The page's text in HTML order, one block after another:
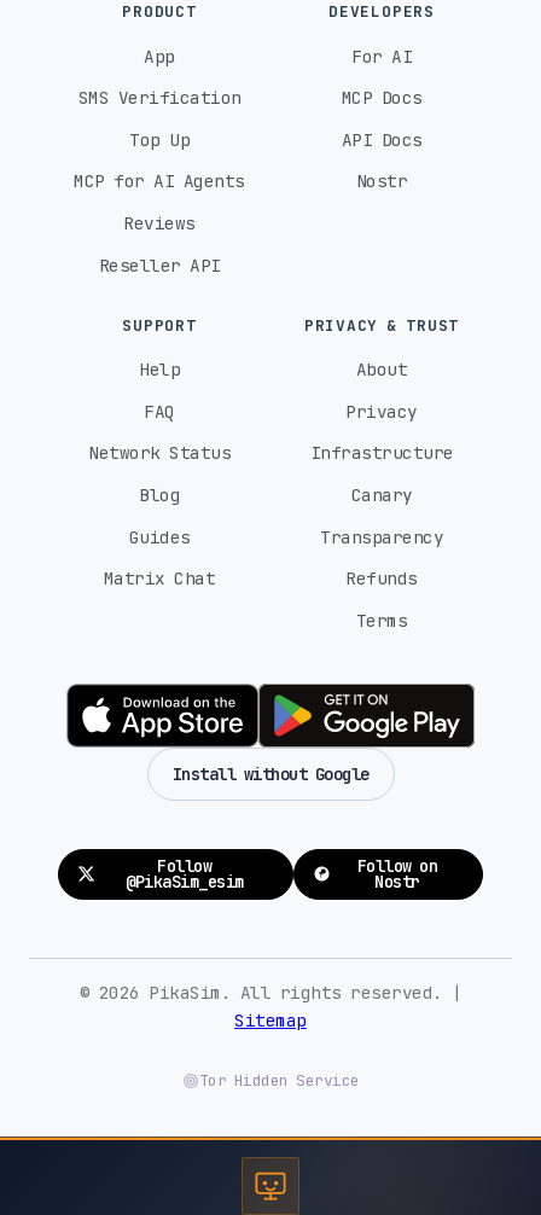
PRODUCT
App
SMS Verification
Top Up
MCP for AI Agents
Reviews
Reseller API
DEVELOPERS
For AI
MCP Docs
API Docs
Nostr
SUPPORT
Help
FAQ
Network Status
Blog
Guides
Matrix Chat
PRIVACY & TRUST
About
Privacy
Infrastructure
Canary
Transparency
Refunds
Terms
Install without Google
Follow
@PikaSim_esim
Follow on
Nostr
© 2026 PikaSim. All rights reserved. |
Sitemap
Tor Hidden Service